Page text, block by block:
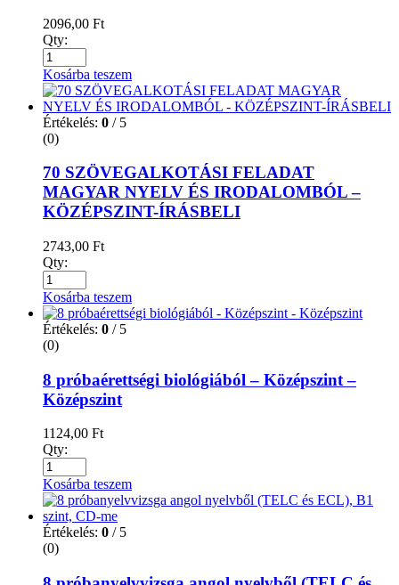
2096,00 Ft
Qty:
Kosárba teszem
Értékelés: 0 / 5
(0)
70 SZÖVEGALKOTÁSI FELADAT
MAGYAR NYELV ÉS IRODALOMBÓL –
KÖZÉPSZINT-ÍRÁSBELI
2743,00 Ft
Qty:
Kosárba teszem
Értékelés: 0 / 5
(0)
8 próbaérettségi biológiából – Középszint –
Középszint
1124,00 Ft
Qty:
Kosárba teszem
Értékelés: 0 / 5
(0)